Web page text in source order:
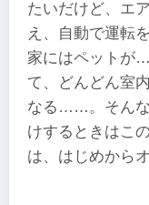
たいだけど、エ
え、自動で運転
家にはペットが
て、どんどん室
なる……。そんな
けするときはこ
は、はじめから